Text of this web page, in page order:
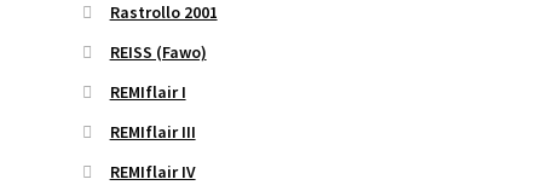
Rastrollo 2001
REISS (Fawo)
REMIflair I
REMIflair III
REMIflair IV